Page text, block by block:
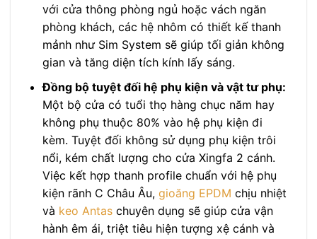
với cửa thông phòng ngủ hoặc vách ngăn
phòng khách, các hệ nhôm có thiết kế thanh
mảnh như Sim System sẽ giúp tối giản không
gian và tăng diện tích kính lấy sáng.
Đồng bộ tuyệt đối hệ phụ kiện và vật tư phụ:
Một bộ cửa có tuổi thọ hàng chục năm hay
không phụ thuộc 80% vào hệ phụ kiện đi
kèm. Tuyệt đối không sử dụng phụ kiện trôi
nổi, kém chất lượng cho cửa Xingfa 2 cánh.
Việc kết hợp thanh profile chuẩn với hệ phụ
kiện rãnh C Châu Âu, gioăng EPDM chịu nhiệt
và keo Antaschuyên dụng sẽ giúp cửa vận
hành êm ái, triệt tiêu hiện tượng xệ cánh và